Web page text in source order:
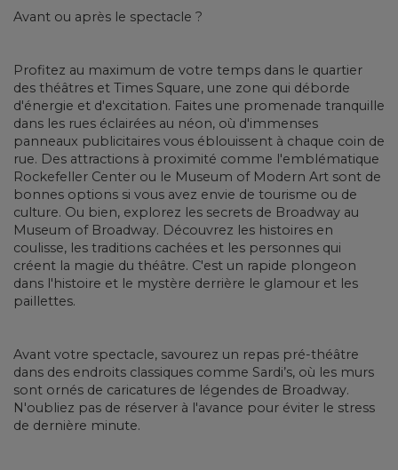
Avant ou après le spectacle ?
Profitez au maximum de votre temps dans le quartier
des théâtres et Times Square, une zone qui déborde
d'énergie et d'excitation. Faites une promenade tranquille
dans les rues éclairées au néon, où d'immenses
panneaux publicitaires vous éblouissent à chaque coin de
rue. Des attractions à proximité comme l'emblématique
Rockefeller Center ou le Museum of Modern Art sont de
bonnes options si vous avez envie de tourisme ou de
culture. Ou bien, explorez les secrets de Broadway au
Museum of Broadway. Découvrez les histoires en
coulisse, les traditions cachées et les personnes qui
créent la magie du théâtre. C'est un rapide plongeon
dans l'histoire et le mystère derrière le glamour et les
paillettes.
Avant votre spectacle, savourez un repas pré-théâtre
dans des endroits classiques comme Sardi’s, où les murs
sont ornés de caricatures de légendes de Broadway.
N'oubliez pas de réserver à l'avance pour éviter le stress
de dernière minute.